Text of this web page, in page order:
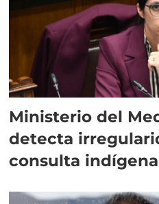
Ministerio del
detecta
consulta